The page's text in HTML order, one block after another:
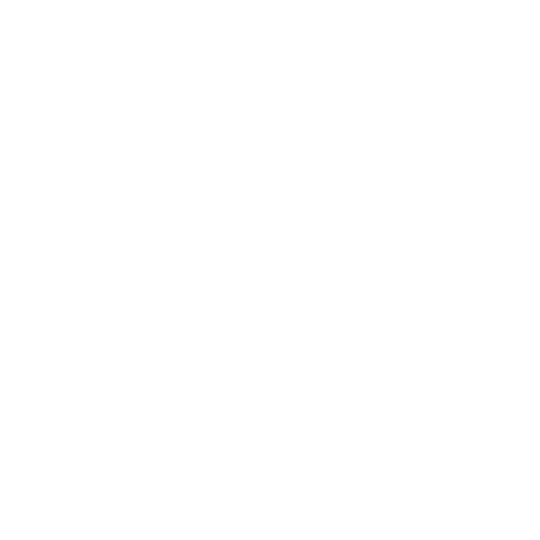
strony z produktami